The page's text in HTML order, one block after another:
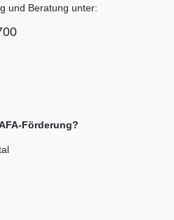
und Beratung unter:
Förderung?